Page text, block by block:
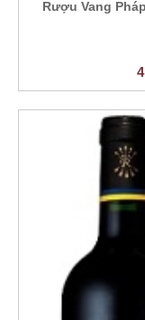
Rượu Vang